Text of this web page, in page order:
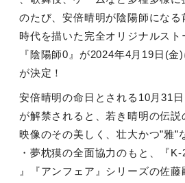
のたび、安倍晴明が陰陽師になる
時代を描いた完全オリジナルス
『陰陽師0』が2024年4月19日(金
が決定！
安倍晴明の命日とされる10月31
が解禁されると、若き晴明の伝説
映像のその美しく、壮大かつ”雅”
・夢枕獏の全面協力のもと、『
』『アンフェア』シリーズの佐